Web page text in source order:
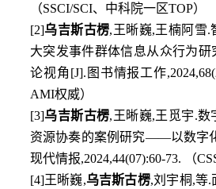
（SSCI/SCI、中科院一区TOP）
[2]乌吉斯古楞, 王晰巍,王楠阿雪.
大突发事件群体信息从众行为研
论视角 [J]. 图书情报工作
AMI权威）
[3]乌吉斯古楞, 王晰巍,王觅宇.数
资源协奏的案例研究——以数字
现代情报,2024,44(07):60-73. （
[4]王晰巍,乌吉斯古楞,刘宇桐 ,等.